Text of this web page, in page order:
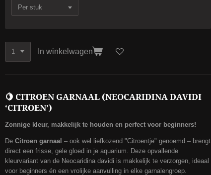
In winkelwagen
🍋 CITROEN GARNAAL (NEOCARIDINA DAVIDI
‘CITROEN’)
Zonnige kleur, makkelijk te houden en perfect voor beginners!
De Citroen garnaal – ook wel liefkozend "Citroentje" genoemd – brengt
direct een frisse, gele gloed in je aquarium. Deze opvallende
kleurvariant van de Neocaridina davidi is makkelijk te verzorgen, ideaal
voor beginners én een vrolijke aanvulling in elke garnalengroep.